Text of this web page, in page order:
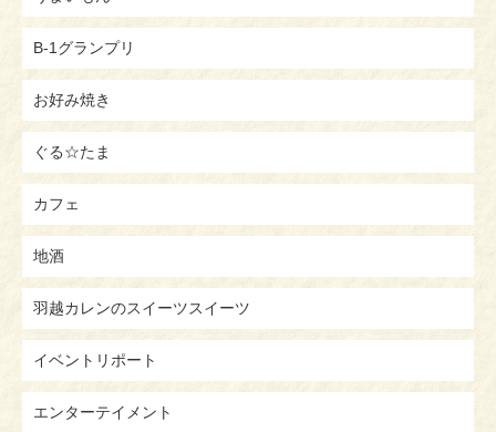
B-1グランプリ
お好み焼き
ぐる☆たま
カフェ
地酒
羽越カレンのスイーツスイーツ
イベントリポート
エンターテイメント